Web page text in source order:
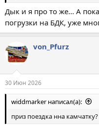
Дык и я про то же... А
погрузки на БДК, уже
von_Pfurz
30 Июн 2026
widdmarker написал(а):
приз поездка нна камчатку?